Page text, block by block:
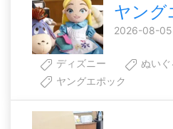
ヤング
2026-08-05
ディズニー
ぬいぐ
ヤングエポック